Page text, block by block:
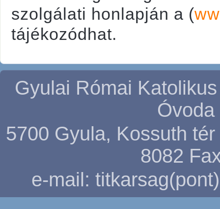
szolgálati honlapján a (
tájékozódhat.
Gyulai Római
5700 Gyula, Kossuth
8082
e-mail: